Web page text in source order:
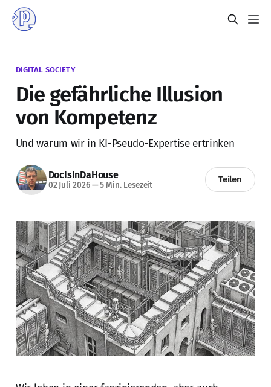
DIGITAL SOCIETY
Die gefährliche Illusion
von Kompetenz
Und warum wir in KI-Pseudo-Expertise ertrinken
DocIsInDaHouse
02 Juli 2026—5 Min. Lesezeit
Teilen